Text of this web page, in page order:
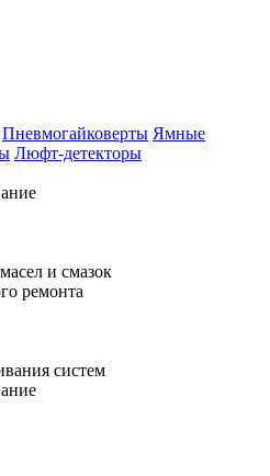
Пневмогайковерты Ямные
Люфт-детекторы
и смазок
ремонта
систем